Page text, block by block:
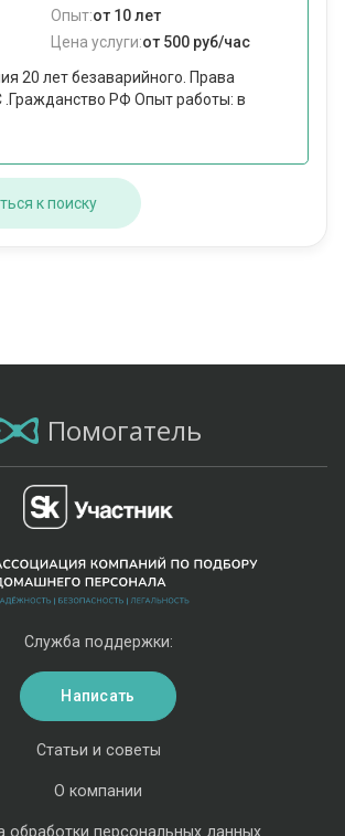
Опыт:от 10 лет
Цена услуги:от 500 руб/час
20 лет безаварийного. Права
.Гражданство РФ Опыт работы: в
к поиску
Помогатель
Статьи и советы
О компании
обработки персональных данных
Служба поддержки:
Написать